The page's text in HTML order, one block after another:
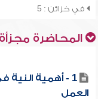
في خزائن : 5
المحاضرة مجزأة
1 - أهمية النية
العمل